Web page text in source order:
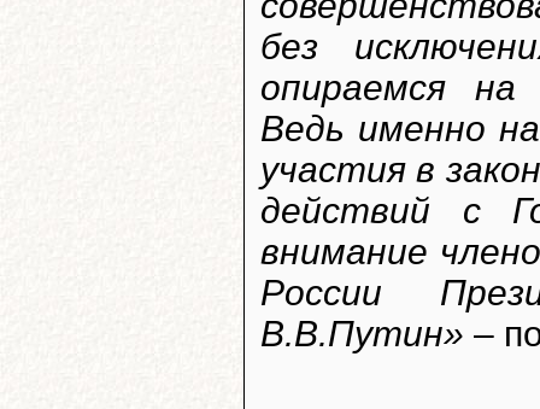
без
опираемся на
Ведь именно
участия в
действий с
внимание
России
В.В.Путин» –